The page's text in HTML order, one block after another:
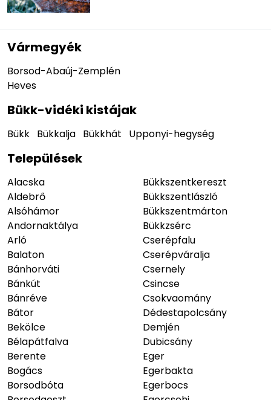
Vármegyék
Borsod-Abaúj-Zemplén
Heves
Bükk-vidéki kistájak
Bükk Bükkalja Bükkhát Upponyi-hegység
Települések
Alacska
Aldebrő
Alsóhámor
Andornaktálya
Arló
Balaton
Bánhorváti
Bánkút
Bánréve
Bátor
Bekölce
Bélapátfalva
Berente
Bogács
Borsodbóta
Bükkszentkereszt
Bükkszentlászló
Bükkszentmárton
Bükkzsérc
Cserépfalu
Cserépváralja
Csernely
Csincse
Csokvaomány
Dédestapolcsány
Demjén
Dubicsány
Eger
Egerbakta
Egerbocs